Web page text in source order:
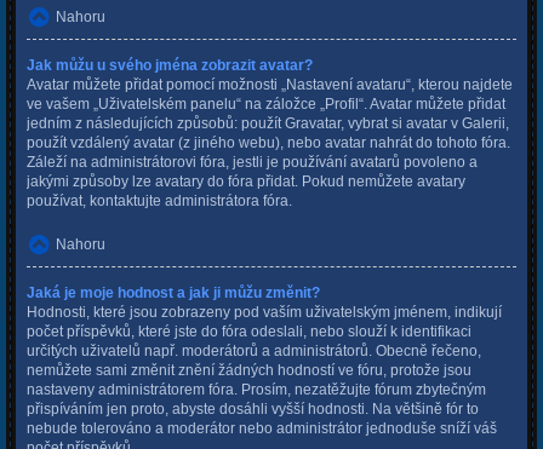
Nahoru
Jak můžu u svého jména zobrazit avatar?
Avatar můžete přidat pomocí možnosti „Nastavení avataru“, kterou najdete
ve vašem „Uživatelském panelu“ na záložce „Profil“. Avatar můžete přidat
jedním z následujících způsobů: použít Gravatar, vybrat si avatar v Galerii,
použít vzdálený avatar (z jiného webu), nebo avatar nahrát do tohoto fóra.
Záleží na administrátorovi fóra, jestli je používání avatarů povoleno a
jakými způsoby lze avatary do fóra přidat. Pokud nemůžete avatary
používat, kontaktujte administrátora fóra.
Nahoru
Jaká je moje hodnost a jak ji můžu změnit?
Hodnosti, které jsou zobrazeny pod vaším uživatelským jménem, indikují
počet příspěvků, které jste do fóra odeslali, nebo slouží k identifikaci
určitých uživatelů např. moderátorů a administrátorů. Obecně řečeno,
nemůžete sami změnit znění žádných hodností ve fóru, protože jsou
nastaveny administrátorem fóra. Prosím, nezatěžujte fórum zbytečným
přispíváním jen proto, abyste dosáhli vyšší hodnosti. Na většině fór to
nebude tolerováno a moderátor nebo administrátor jednoduše sníží váš